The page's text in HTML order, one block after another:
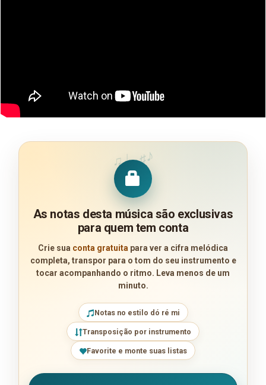
♫♩♯♪
As notas desta música são exclusivas
para quem tem conta
Crie sua conta gratuita para ver a cifra melódica
completa, transpor para o tom do seu instrumento e
tocar acompanhando o ritmo. Leva menos de um
minuto.
Notas no estilo dó ré mi
Transposição por instrumento
Favorite e monte suas listas